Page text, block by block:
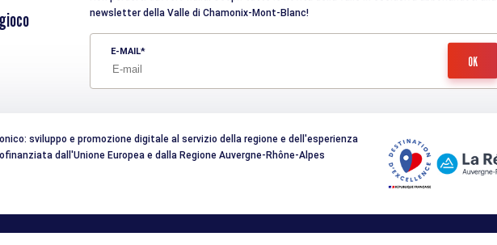
newsletter della Valle di Chamonix-Mont-Blanc!
E-MAIL
sviluppo e promozione digitale al servizio della regione e dell'esperienza
dall'Unione Europea e dalla Regione Auvergne-Rhône-Alpes